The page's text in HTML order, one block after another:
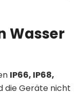
Wasser
IP66, IP68,
die Geräte nicht